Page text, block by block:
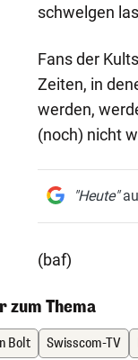
schwelgen
Fans der
Zeiten, in
werden,
(noch) nicht
"Heute"
(baf)
zum Thema
Bolt Swisscom-TV